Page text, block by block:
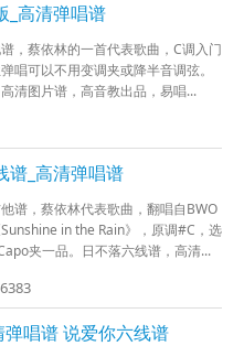
_高清弹唱谱
谱，蔡依林的一首代表歌曲，C调入门
唱可以不用变调夹或降半音调弦。
清图片谱，高音教出品，易唱...
谱_高清弹唱谱
他谱，蔡依林代表歌曲，翻唱自BWO
in the Rain》，原调#C，选
夹一品。日不落六线谱，高清...
唱谱 说爱你六线谱